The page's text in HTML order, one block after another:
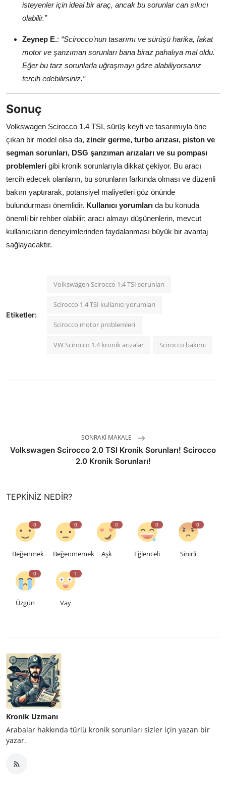
isteyenler için ideal bir araç, ancak bu sorunlar can sıkıcı
olabilir.”
Zeynep E.: “Scirocco’nun tasarımı ve sürüşü harika, fakat
motor ve şanzıman sorunları bana biraz pahalıya mal oldu.
Eğer bu tarz sorunlarla uğraşmayı göze alabiliyorsanız
tercih edebilirsiniz.”
Sonuç
Volkswagen Scirocco 1.4 TSI, sürüş keyfi ve tasarımıyla öne
çıkan bir model olsa da, zincir germe, turbo arızası, piston ve
segman sorunları, DSG şanzıman arızaları ve su pompası
problemleri gibi kronik sorunlarıyla dikkat çekiyor. Bu aracı
tercih edecek olanların, bu sorunların farkında olması ve düzenli
bakım yaptırarak, potansiyel maliyetleri göz önünde
bulundurması önemlidir. Kullanıcı yorumları da bu konuda
önemli bir rehber olabilir; aracı almayı düşünenlerin, mevcut
kullanıcıların deneyimlerinden faydalanması büyük bir avantaj
sağlayacaktır.
Etiketler:
Volkswagen Scirocco 1.4 TSI sorunları
Scirocco 1.4 TSI kullanıcı yorumları
Scirocco motor problemleri
VW Scirocco 1.4 kronik arızalar Scirocco bakımı
SONRAKI MAKALE
Volkswagen Scirocco 2.0 TSI Kronik Sorunları! Scirocco
2.0 Kronik Sorunları!
TEPKINIZ NEDIR?
0
Beğenmek
0
Beğenmemek
0
Aşk
0
Eğlenceli
0
Sinirli
0
Üzgün
1
Vay
Kronik Uzmanı
Arabalar hakkında türlü kronik sorunları sizler için yazan bir
yazar.